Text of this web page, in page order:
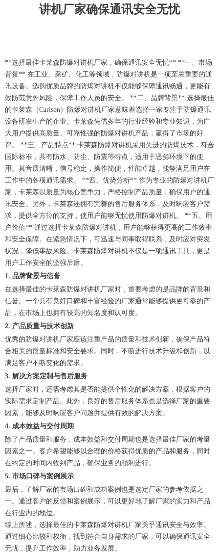
讲机厂家确保通讯安全无忧
**选择最佳卡莱森防爆对讲机厂家，确保通讯安全无忧** **一、市场
背景** 在工业、采矿、化工等领域，防爆对讲机是一项至关重要的通
讯设备。选购优质品牌的防爆对讲机不仅能够保障通讯畅通，更能有
效防范意外风险，保障工作人员的安全。 **二、品牌背景** 选择最佳
的卡莱森（Carlson）防爆对讲机厂家意味着选择一家专注于防爆通讯
设备研发生产的企业。卡莱森凭借多年的行业经验和专业知识，为广
大用户提供高质量、可靠性强的防爆对讲机产品，赢得了市场的好
评。 **三、产品特点** 卡莱森防爆对讲机采用先进的防爆技术，符合
国际标准，具有防水、防尘、防震等特点，适用于恶劣环境下的使
用。其音质清晰，信号稳定，操作简便，性能卓越，能够满足用户在
工作中的各项通讯需求。 **四、优势分析** 作为专业的防爆对讲机厂
家，卡莱森以质量为核心竞争力，严格控制产品质量，确保用户的通
讯安全。另外，卡莱森还拥有完善的售后服务体系，及时响应客户需
求，提供全方位的支持，使用户能够无忧使用防爆对讲机。 **五、用
户价值** 通过选择卡莱森防爆对讲机，用户能够获得更高的工作效率
和安全保障。在紧急情况下，可迅速与同事取得联系，及时应对突发
状况，降低事故风险。卡莱森防爆对讲机不仅是一项通讯工具，更是
用户工作安全的坚强后盾。
1. 品牌背景与信誉
在选择最佳的卡莱森防爆对讲机厂家时，首要考虑的是品牌的背景和
信誉。一个具有良好口碑和丰富经验的厂家通常能够提供更可靠的产
品，在市场上也拥有较高的知名度和认可度。
2. 产品质量与技术创新
优秀的防爆对讲机厂家应该注重产品的质量和技术创新，确保产品符
合相关的质量标准和安全要求。同时，不断进行技术升级和创新，以
满足客户不断变化的需求。
3. 解决方案定制与售后服务
选择厂家时，还需考虑其是否能提供个性化的解决方案，根据客户的
实际需求定制产品。此外，良好的售后服务体系也是选择厂家的重要
因素，能够及时响应客户问题并提供有效的解决方案。
4. 成本效益与交付周期
除了产品质量和服务，成本效益和交付周期也是选择最佳厂家的考量
因素之一。客户希望能够以合理的价格获得优质的产品和服务，同时
在约定的时间内收到产品，确保业务的顺利进行。
5. 市场口碑与案例展示
最后，了解厂家的市场口碑和成功案例也是选定厂家的参考依据之
一。通过客户的反馈和案例展示，可以更好地了解厂家的实力和产品
在行业内的地位。
综上所述，选择最佳的卡莱森防爆对讲机厂家关乎通讯安全与效率。
通过细心比较和权衡，找到符合自身需求的厂家，可以确保通讯安全
无忧，提升工作效率，助力业务发展。